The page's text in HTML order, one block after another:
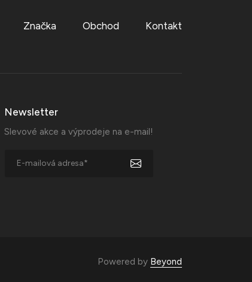
Značka Obchod Kontakt
Newsletter
Slevové akce a výprodeje na e-mail!
Powered by Beyond